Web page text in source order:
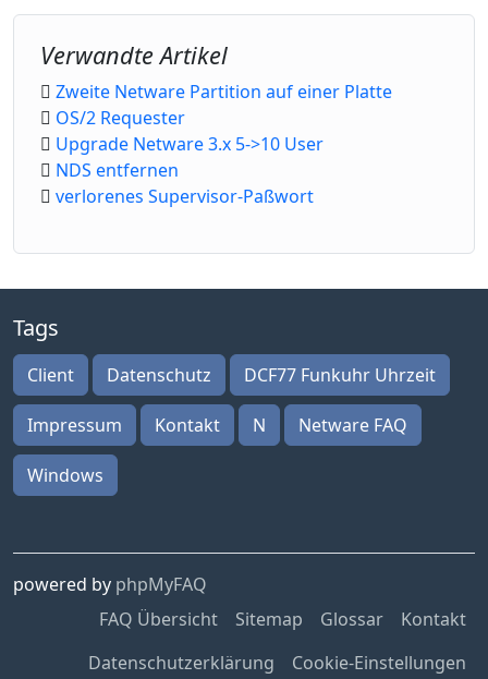
Verwandte Artikel
Zweite Netware Partition auf einer Platte
OS/2 Requester
Upgrade Netware 3.x 5->10 User
NDS entfernen
verlorenes Supervisor-Paßwort
Tags
Client Datenschutz DCF77 Funkuhr Uhrzeit
Impressum Kontakt N Netware FAQ
Windows
powered by phpMyFAQ
FAQ Übersicht
Sitemap Glossar
Kontakt
Datenschutzerklärung
Cookie-Einstellungen